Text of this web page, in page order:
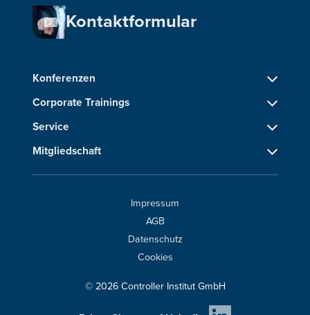
Kontaktformular
Konferenzen
Corporate Trainings
Service
Mitgliedschaft
Impressum
AGB
Datenschutz
Cookies
© 2026 Controller Institut GmbH